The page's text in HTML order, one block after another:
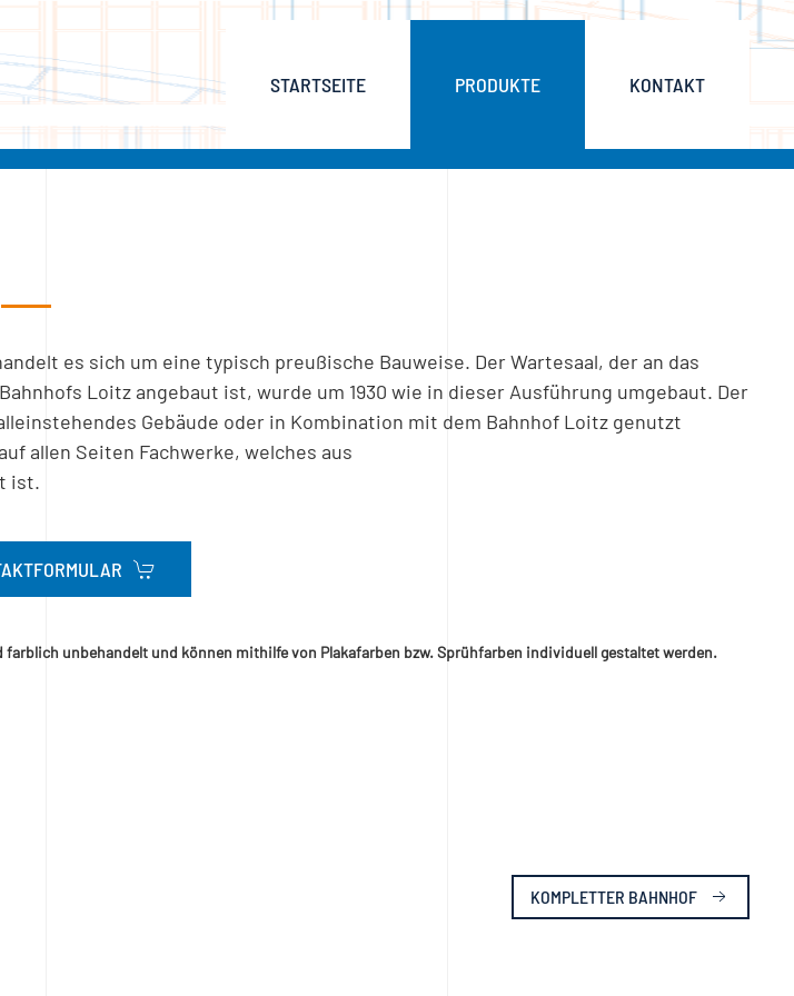
STARTSEITE PRODUKTE KONTAKT
es sich um eine typisch preußische Bauweise. Der Wartesaal, der an das
Loitz angebaut ist, wurde um 1930 wie in dieser Ausführung umgebaut. Der
Gebäude oder in Kombination mit dem Bahnhof Loitz genutzt
allen Seiten Fachwerke, welches aus
ist.
farblich unbehandelt und können mithilfe von Plakafarben bzw. Sprühfarben individuell gestaltet werden.
KOMPLETTER BAHNHOF